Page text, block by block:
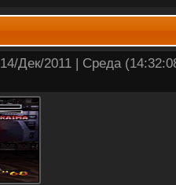
14/Дек/2011 | Среда